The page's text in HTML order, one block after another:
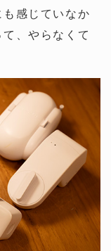
感じていなか
、やらなくて